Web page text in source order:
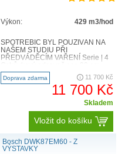
Výkon: 429 m3/hod
SPOTŘEBIČ BYL POUŽÍVÁN NA
NAŠEM STUDIU PŘI
PŘEDVÁDĚCÍM VAŘENÍ Serie | 4
DIG97IM50 Technická specifikace
Design..
Doprava zdarma 11 700 Kč
11 700 Kč
Skladem
Vložit do košíku
Bosch DWK87EM60 - Z
VÝSTAVKY